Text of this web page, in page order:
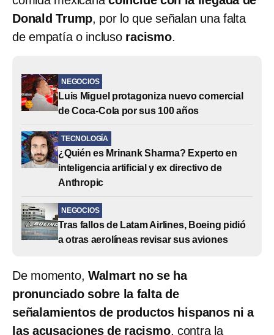
Donald Trump, por lo que señalan una falta
de empatía o incluso racismo.
NEGOCIOS
Luis Miguel protagoniza nuevo comercial
de Coca-Cola por sus 100 años
TECNOLOGÍA
¿Quién es Mrinank Sharma? Experto en
inteligencia artificial y ex directivo de
Anthropic
NEGOCIOS
Tras fallos de Latam Airlines, Boeing pidió
a otras aerolíneas revisar sus aviones
De momento, Walmart no se ha
pronunciado sobre la falta de
señalamientos de productos hispanos ni a
las acusaciones de racismo, contra la